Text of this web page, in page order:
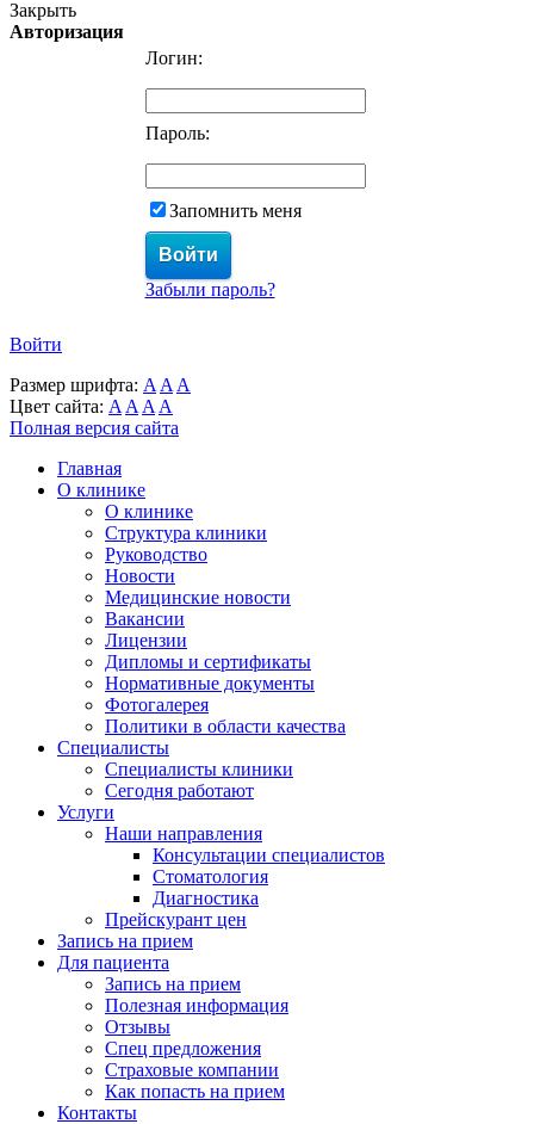
Закрыть
Авторизация
Логин:
Пароль:
Запомнить меня
Забыли пароль?
Войти
Размер шрифта: A A A
Цвет сайта: A A A A
Полная версия сайта
Главная
О клинике
О клинике
Структура клиники
Руководство
Новости
Медицинские новости
Вакансии
Лицензии
Дипломы и сертификаты
Нормативные документы
Фотогалерея
Политики в области качества
Специалисты
Специалисты клиники
Сегодня работают
Услуги
Наши направления
Консультации специалистов
Стоматология
Диагностика
Прейскурант цен
Запись на прием
Для пациента
Запись на прием
Полезная информация
Отзывы
Спец предложения
Страховые компании
Как попасть на прием
Контакты